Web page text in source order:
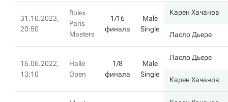
31.10.2023,
20:50
Rolex
Paris
Masters
1/16
финала
Male
Single
Карен Хачанов
Ласло Дьере
16.06.2022,
13:10
Halle
Open
1/8
финала
Male
Single
Ласло Дьере
Карен Хачанов